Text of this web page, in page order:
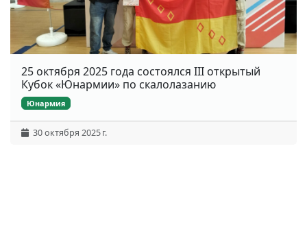
25 октября 2025 года состоялся III открытый
Кубок «Юнармии» по скалолазанию
Юнармия
30 октября 2025 г.